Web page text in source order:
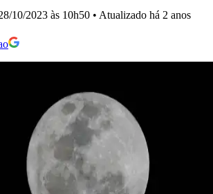
10/2023 às 10h50 • Atualizado há 2 anos